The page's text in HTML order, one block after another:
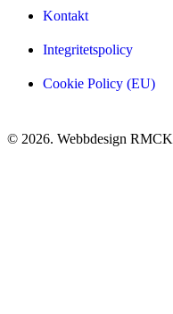
Kontakt
Integritetspolicy
Cookie Policy (EU)
© 2026. Webbdesign RMCK